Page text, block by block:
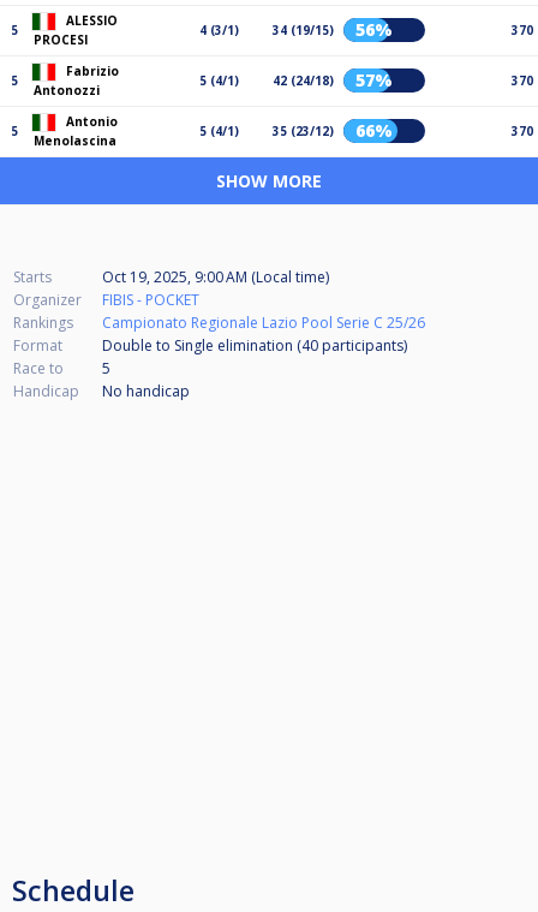
5
ALESSIO
PROCESI
4 (3/1) 34 (19/15) 56% 370
5
Fabrizio
Antonozzi
5 (4/1) 42 (24/18) 57% 370
5
Antonio
Menolascina
5 (4/1) 35 (23/12) 66% 370
SHOW MORE
Starts
Oct 19, 2025, 9:00 AM (Local time)
Organizer
FIBIS - POCKET
Rankings
Campionato Regionale Lazio Pool Serie C 25/26
Format
Double to Single elimination (40 participants)
Race to
5
Handicap
No handicap
Schedule